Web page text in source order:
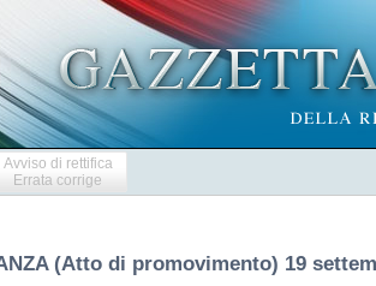
Avviso di rettifica
Errata corrige
(Atto di promovimento) 19